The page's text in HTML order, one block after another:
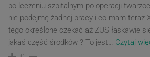
po leczeniu szpitalnym po operacji
nie podejmę żadnej pracy i co mam teraz
tego określone czekać aż ZUS łaskawie
jakąś część środków ? To jest… Czytaj